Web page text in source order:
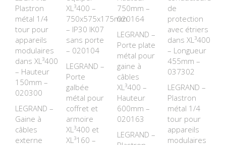
Plastron
métal 1/4
tour pour
appareils
modulaires
dans XL³400
– Hauteur
150mm –
020300
LEGRAND –
Gaine à
câbles
externe
XL³400 –
750x575x175mm
– IP30 IK07
sans porte
– 020104
LEGRAND –
Porte
galbée
métal pour
coffret et
armoire
XL³400 et
XL³160 –
750mm –
020164
LEGRAND –
Porte plate
métal pour
gaine à
câbles
XL³400 –
Hauteur
600mm –
020163
LEGRAND –
de
protection
avec étriers
dans XL³400
– Longueur
455mm –
037302
LEGRAND –
Plastron
métal 1/4
tour pour
appareils
modulaires